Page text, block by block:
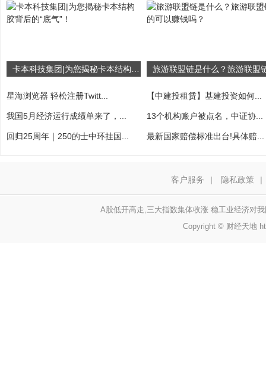
星海浏览器 轻松注册Twitt... 【中建投租赁】基建投资如何...
我国5月经济运行成绩单来了，... 13个机构账户被点名，中证协...
回归25周年｜250的士中环挂国... 最新国家赔偿标准出台!具体赔...
客户服务 | 隐私政策 |
A股低开高走,三大指数集体收涨 稳工业经济对
Copyright © 财经天地